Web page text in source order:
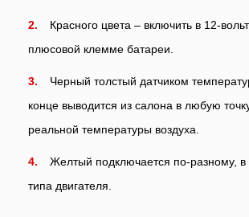
Красного цвета – включить в 12-
плюсовой клемме батареи.
Черный толстый датчиком
конце выводится из салона в любую
реальной температуры воздуха.
Желтый подключается по-разному, в
типа двигателя.